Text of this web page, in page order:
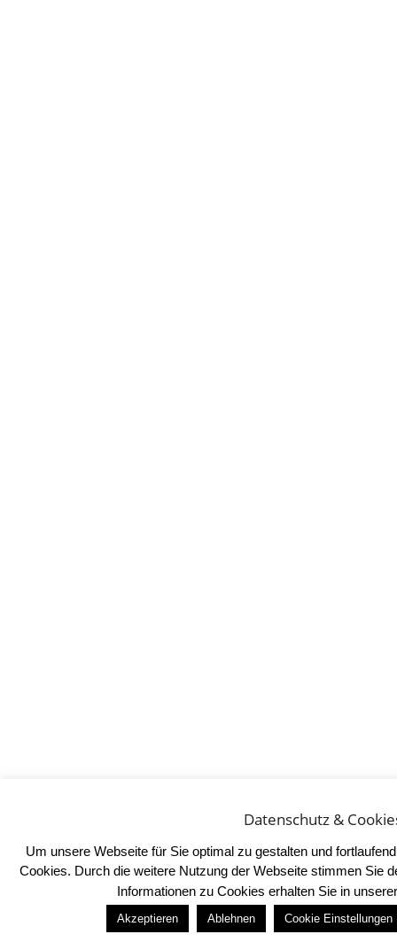
Datenschutz &
Um unsere Webseite für Sie optimal zu gestalten und
Cookies. Durch die weitere Nutzung der Webseite stimmen Sie
Informationen zu Cookies erhalten Sie in
Akzeptieren Ablehnen Cookie Einstellungen